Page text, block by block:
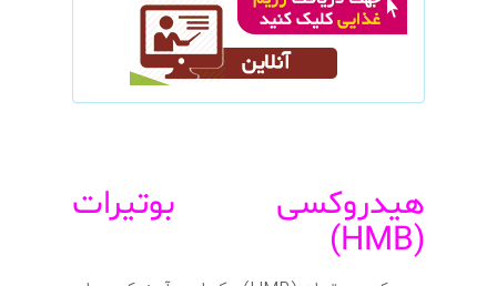
هیدروکسی بوتیرات
(HMB)